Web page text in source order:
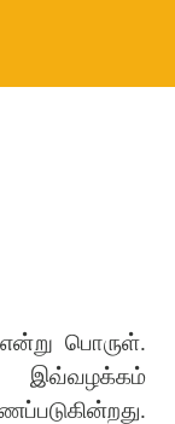
பொருள்.
இவ்வழக்கம்